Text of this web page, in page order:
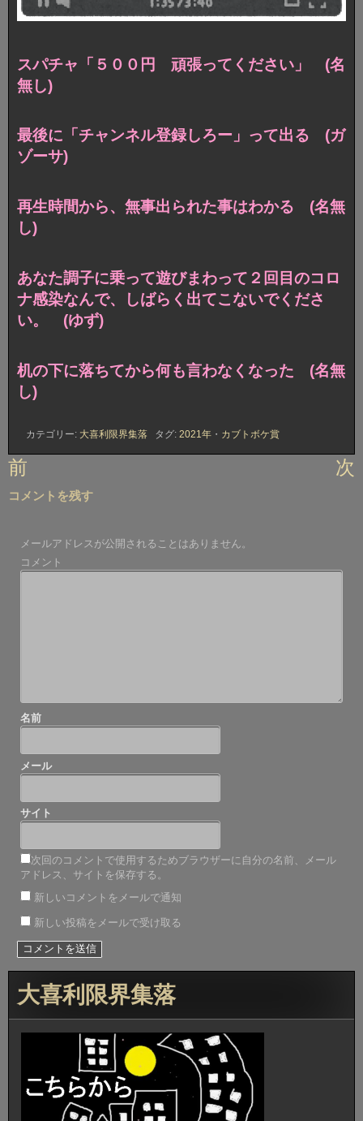
スパチャ「５００円 頑張ってください」 (名
無し)
最後に「チャンネル登録しろー」って出る (ガ
ゾーサ)
再生時間から、無事出られた事はわかる (名無
し)
あなた調子に乗って遊びまわって２回目のコロ
ナ感染なんで、しばらく出てこないでくださ
い。 (ゆず)
机の下に落ちてから何も言わなくなった (名無
し)
カテゴリー: 大喜利限界集落 タグ: 2021年 ・ カブトボケ賞
投
ナ
ゲ
ー
前 次
コメントを残す
メールアドレスが公開されることはありません。
コメント
名前
メール
サイト
次回のコメントで使用するためブラウザーに自分の名前、メール
アドレス、サイトを保存する。
新しいコメントをメールで通知
新しい投稿をメールで受け取る
大喜利限界集落